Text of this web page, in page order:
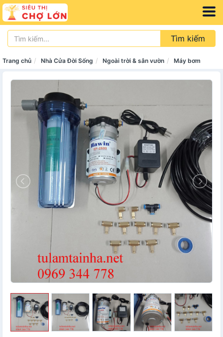
Tìm kiếm
Trang chủ Nhà Cửa Đời Sống Ngoài trời & sân vườn Máy bơm